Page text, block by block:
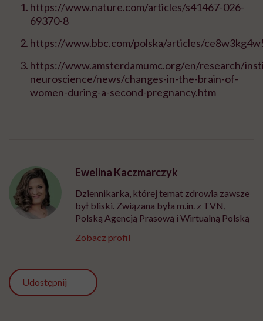
https://www.nature.com/articles/s41467-026-
69370-8
https://www.bbc.com/polska/articles/
https://www.amsterdamumc.org/en/research/
neuroscience/news/changes-in-the-brain-of-
women-during-a-second-pregnancy.htm
Ewelina Kaczmarczyk
Dziennikarka, której temat zdrowia zawsze
był bliski. Związana była m.in. z TVN,
Polską Agencją Prasową i Wirtualną Polską
Zobacz profil
Udostępnij